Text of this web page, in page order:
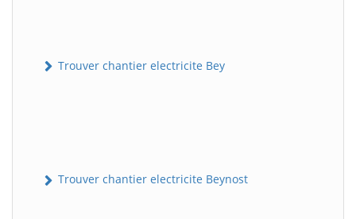
Trouver chantier electricite Bey
Trouver chantier electricite Beynost